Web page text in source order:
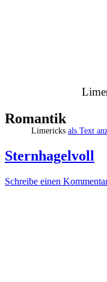
Romantik
Limericks als Text
Sternhagelvoll
Schreibe einen